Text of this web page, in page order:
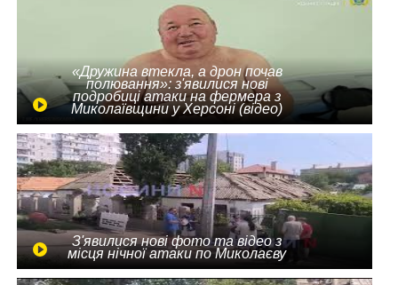
«Дружина втекла, а дрон почав
полювання»: з'явилися нові
подробиці атаки на фермера з
Миколаївщини у Херсоні (відео)
З'явилися нові фото та відео з
місця нічної атаки по Миколаєву